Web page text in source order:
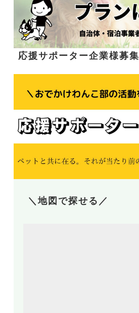
応援サポーター企業様募集
＼地図で探せる／